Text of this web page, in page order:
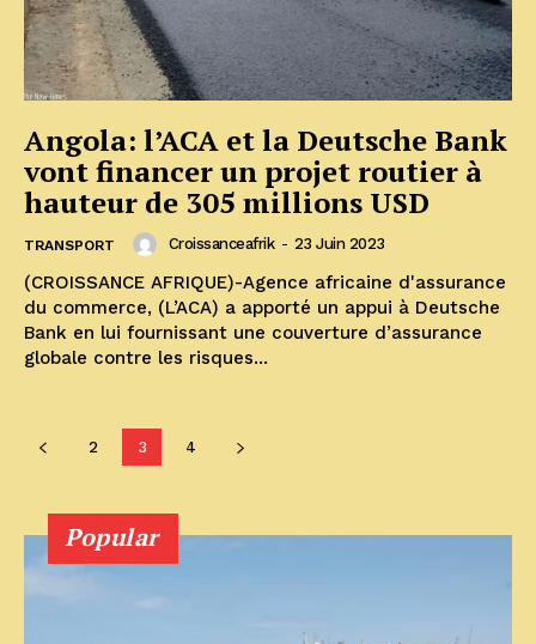
Angola: l’ACA et la Deutsche Bank
vont financer un projet routier à
hauteur de 305 millions USD
TRANSPORT Croissanceafrik - 23 Juin 2023
(CROISSANCE AFRIQUE)-Agence africaine d'assurance
du commerce, (L’ACA) a apporté un appui à Deutsche
Bank en lui fournissant une couverture d’assurance
globale contre les risques...
2 3 4
Popular